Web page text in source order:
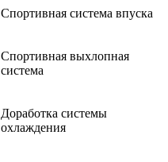
Спортивная система впуска
Спортивная выхлопная
система
Доработка системы
охлаждения